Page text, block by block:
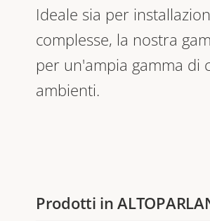
Ideale sia per
complesse, la nostra
per un'ampia gamma di
ambienti.
Prodotti in